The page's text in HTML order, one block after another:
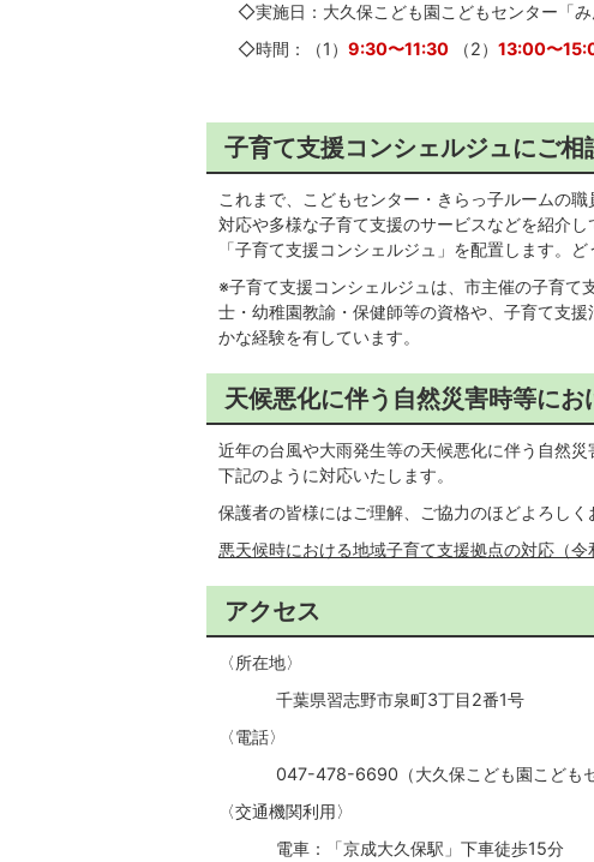
◇実施日：大久保こども園こどもセンター「み
◇時間：（1） 9:30〜11:30 （2） 13:00〜
子育て支援コンシェルジュにご相
これまで、こどもセンター・きらっ子ルームの
対応や多様な子育て支援のサービスなどを紹介
「子育て支援コンシェルジュ」を配置します。ど
※子育て支援コンシェルジュは、市主催の子育て
士・幼稚園教諭・保健師等の資格や、子育て支
かな経験を有しています。
天候悪化に伴う自然災害時等にお
近年の台風や大雨発生等の天候悪化に伴う自然
下記のように対応いたします。
保護者の皆様にはご理解、ご協力のほどよろしく
悪天候時における地域子育て支援拠点の対応（
アクセス
〈所在地〉
千葉県習志野市泉町3丁目2番1号
〈電話〉
047-478-6690（大久保こども園こどもセ
〈交通機関利用〉
電車：「京成大久保駅」下車徒歩15分